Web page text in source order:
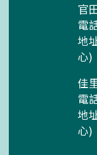
官
電
地
心)
佳
電
地
心)